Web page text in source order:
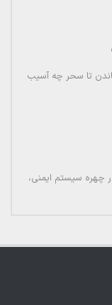
تا سحر چه آسیب
چهره سیستم ایمنی،